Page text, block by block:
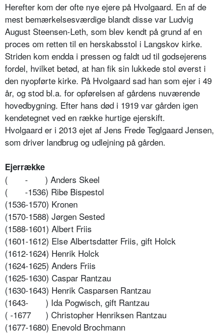
Herefter kom der ofte nye ejere på Hvolgaard. En af de
mest bemærkelsesværdige blandt disse var Ludvig
August Steensen-Leth, som blev kendt på grund af en
proces om retten til en herskabsstol i Langskov kirke.
Striden kom endda i pressen og faldt ud til godsejerens
fordel, hvilket betød, at han fik sin lukkede stol øverst i
den nyopførte kirke. På Hvolgaard sad han som ejer i 49
år, og stod bl.a. for opførelsen af gårdens nuværende
hovedbygning. Efter hans død i 1919 var gården igen
kendetegnet ved en række hurtige ejerskift.
Hvolgaard er i 2013 ejet af Jens Frede Teglgaard Jensen,
som driver landbrug og udlejning på gården.
Ejerrække
( -
) Anders Skeel
(
-1536) Ribe Bispestol
(1536-1570) Kronen
(1570-1588) Jørgen Sested
(1588-1601) Albert Friis
(1601-1612) Else Albertsdatter Friis, gift Holck
(1612-1624) Henrik Holck
(1624-1625) Anders Friis
(1625-1630) Caspar Rantzau
(1630-1643) Henrik Casparsen Rantzau
(1643-
) Ida Pogwisch, gift Rantzau
( -1677
) Christopher Henriksen Rantzau
(1677-1680) Enevold Brochmann